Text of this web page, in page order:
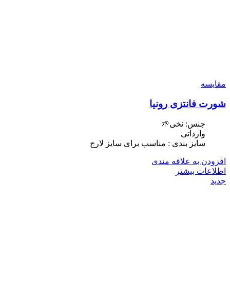
مقایسه
شورت فانتزی رونیا
جنس: نخی🌱
وارداتی
سایز بندی : مناسب برای سایز لارج
افزودن به علاقه مندی
اطلاعات بیشتر
جدید